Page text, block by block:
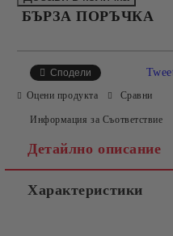
БЪРЗА ПОРЪЧКА
Съгласен съм с
Ние ще се свържем с вас в
Сподели
Оцени продукта Сравни
Информация за Съответствие
Детайлно описание
Характеристики